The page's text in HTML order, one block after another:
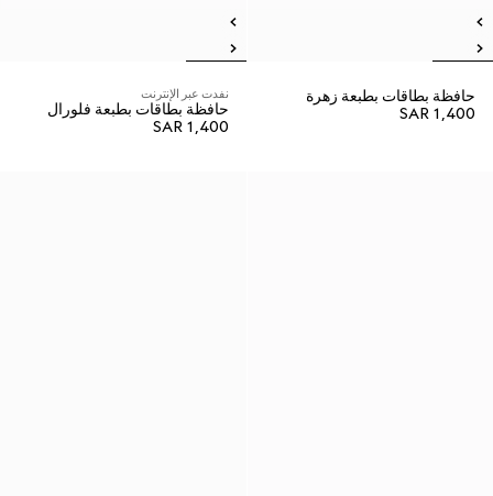
حافظة بطاقات بطبعة زهرة
SAR 1,400
نفدت عبر الإنترنت
حافظة بطاقات بطبعة فلورال
SAR 1,400